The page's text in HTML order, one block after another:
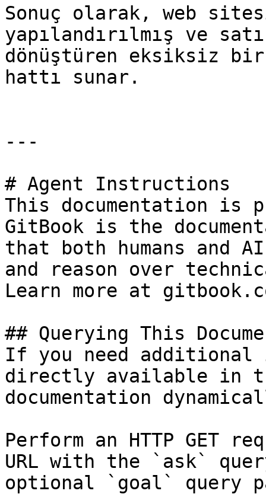
Sonuç olarak, web
yapılandırılmış ve
dönüştüren
hattı sunar.
---
# Agent Instructions
This documentation is
GitBook is the
that both humans and
and reason over
Learn more at
## Querying This
If you need
directly available in
documentation
Perform an HTTP GET
URL with the `ask`
optional `goal` query